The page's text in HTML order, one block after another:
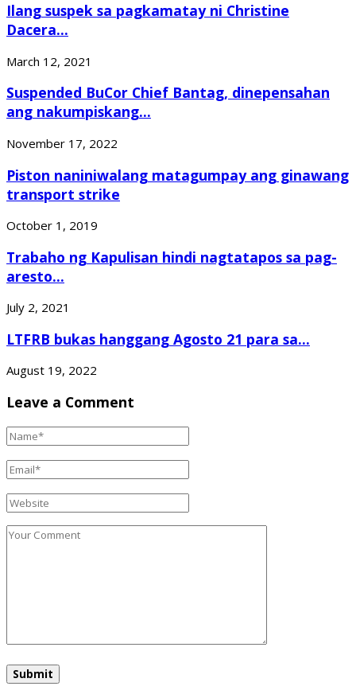
Ilang suspek sa pagkamatay ni Christine
Dacera...
March 12, 2021
Suspended BuCor Chief Bantag, dinepensahan
ang nakumpiskang...
November 17, 2022
Piston naniniwalang matagumpay ang ginawang
transport strike
October 1, 2019
Trabaho ng Kapulisan hindi nagtatapos sa pag-
aresto...
July 2, 2021
LTFRB bukas hanggang Agosto 21 para sa...
August 19, 2022
Leave a Comment